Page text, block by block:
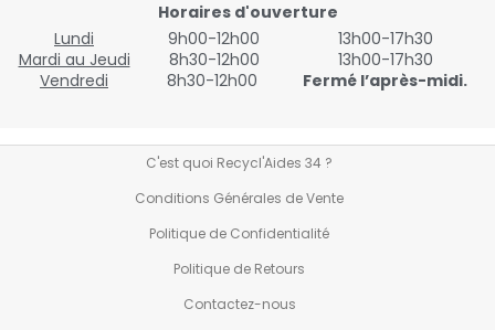
Horaires d'ouverture
Lundi
9h00-12h00
13h00-17h30
Mardi au Jeudi
8h30-12h00
13h00-17h30
Vendredi
8h30-12h00 Fermé l’après-midi.
C'est quoi Recycl'Aides 34 ?
Conditions Générales de Vente
Politique de Confidentialité
Politique de Retours
Contactez-nous